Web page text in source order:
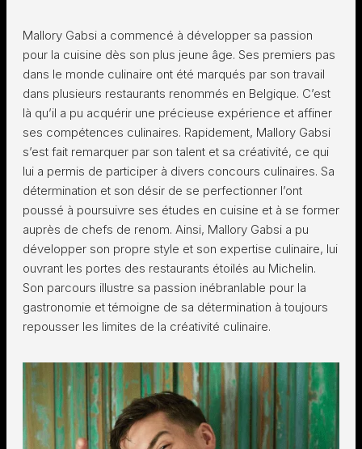
Mallory Gabsi a commencé à développer sa passion
pour la cuisine dès son plus jeune âge. Ses premiers pas
dans le monde culinaire ont été marqués par son travail
dans plusieurs restaurants renommés en Belgique. C’est
là qu’il a pu acquérir une précieuse expérience et affiner
ses compétences culinaires. Rapidement, Mallory Gabsi
s’est fait remarquer par son talent et sa créativité, ce qui
lui a permis de participer à divers concours culinaires. Sa
détermination et son désir de se perfectionner l’ont
poussé à poursuivre ses études en cuisine et à se former
auprès de chefs de renom. Ainsi, Mallory Gabsi a pu
développer son propre style et son expertise culinaire, lui
ouvrant les portes des restaurants étoilés au Michelin.
Son parcours illustre sa passion inébranlable pour la
gastronomie et témoigne de sa détermination à toujours
repousser les limites de la créativité culinaire.